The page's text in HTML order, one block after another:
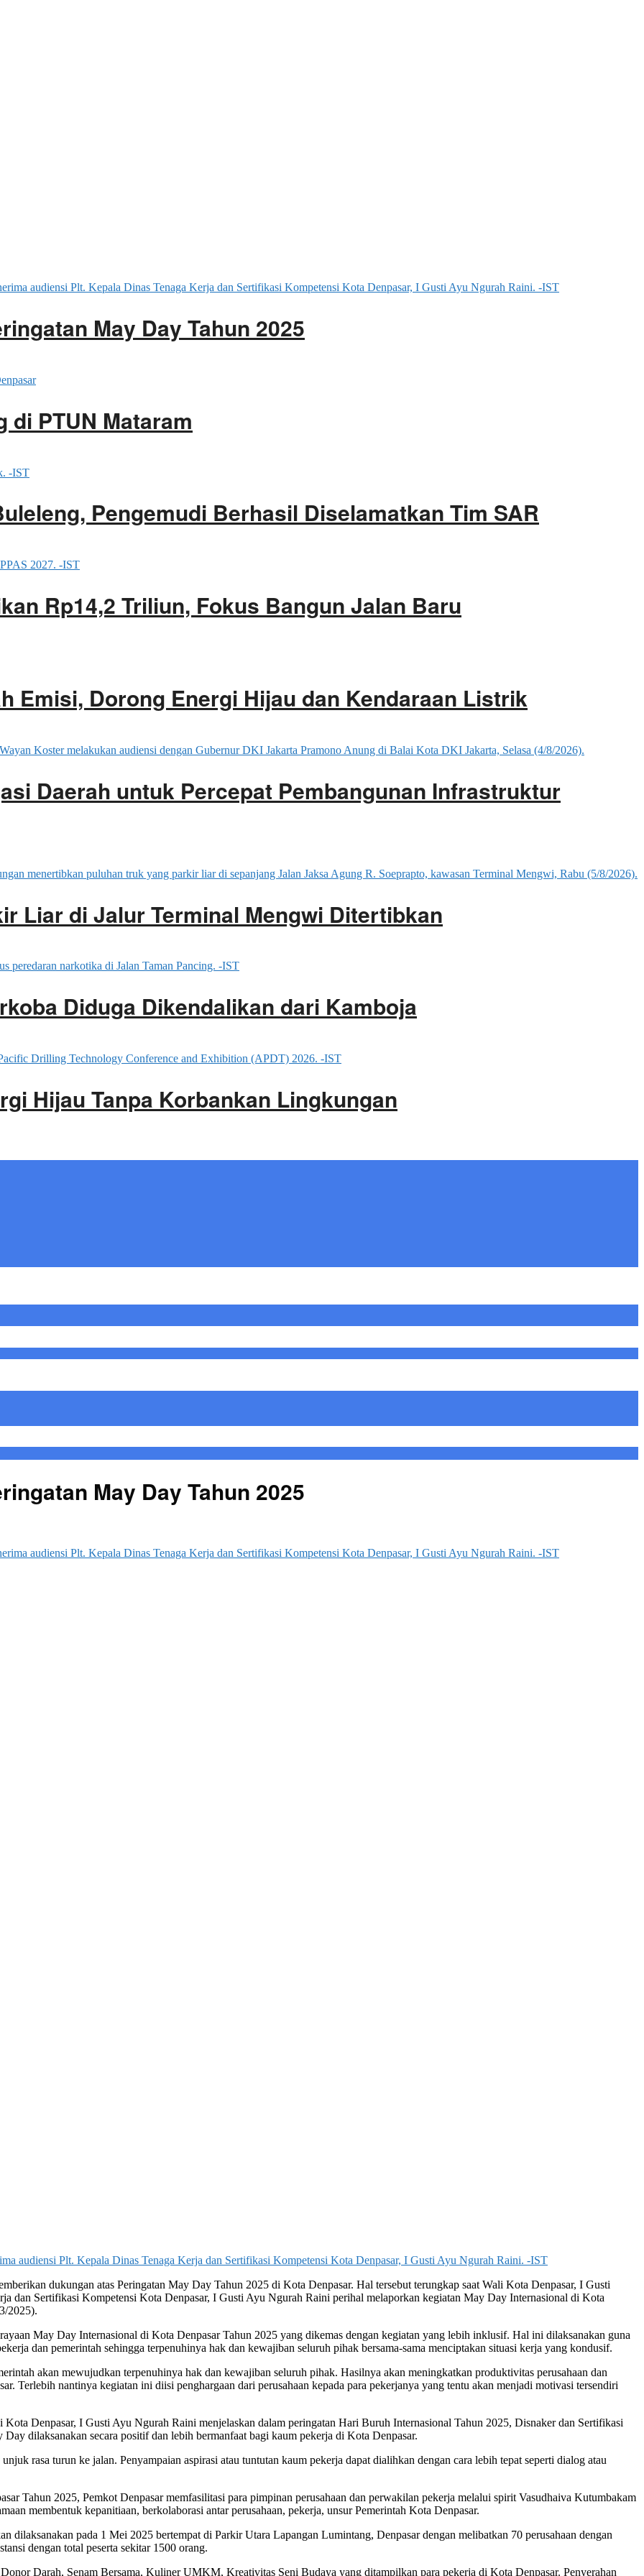
May Day Tahun 2025
di PTUN Mataram
Pengemudi Berhasil Diselamatkan Tim SAR
Rp14,2 Triliun, Fokus Bangun Jalan Baru
Emisi, Dorong Energi Hijau dan Kendaraan Listrik
Daerah untuk Percepat Pembangunan Infrastruktur
Liar di Jalur Terminal Mengwi Ditertibkan
Diduga Dikendalikan dari Kamboja
Hijau Tanpa Korbankan Lingkungan
May Day Tahun 2025
audiensi Plt. Kepala Dinas Tenaga Kerja dan Sertifikasi Kompetensi Kota Denpasar, I Gusti Ayu Ngurah Raini. -IST
dukungan atas Peringatan May Day Tahun 2025 di Kota Denpasar. Hal tersebut terungkap saat Wali Kota Denpasar, I Gusti
dan Sertifikasi Kompetensi Kota Denpasar, I Gusti Ayu Ngurah Raini perihal melaporkan kegiatan May Day Internasional di Kota
2025).
May Day Internasional di Kota Denpasar Tahun 2025 yang dikemas dengan kegiatan yang lebih inklusif. Hal ini dilaksanakan guna
dan pemerintah sehingga terpenuhinya hak dan kewajiban seluruh pihak bersama-sama menciptakan situasi kerja yang kondusif.
akan mewujudkan terpenuhinya hak dan kewajiban seluruh pihak. Hasilnya akan meningkatkan produktivitas perusahaan dan
Terlebih nantinya kegiatan ini diisi penghargaan dari perusahaan kepada para pekerjanya yang tentu akan menjadi motivasi tersendiri
Denpasar, I Gusti Ayu Ngurah Raini menjelaskan dalam peringatan Hari Buruh Internasional Tahun 2025, Disnaker dan Sertifikasi
dilaksanakan secara positif dan lebih bermanfaat bagi kaum pekerja di Kota Denpasar.
rasa turun ke jalan. Penyampaian aspirasi atau tuntutan kaum pekerja dapat dialihkan dengan cara lebih tepat seperti dialog atau
Tahun 2025, Pemkot Denpasar memfasilitasi para pimpinan perusahaan dan perwakilan pekerja melalui spirit Vasudhaiva Kutumbakam
membentuk kepanitiaan, berkolaborasi antar perusahaan, pekerja, unsur Pemerintah Kota Denpasar.
dilaksanakan pada 1 Mei 2025 bertempat di Parkir Utara Lapangan Lumintang, Denpasar dengan melibatkan 70 perusahaan dengan
dengan total peserta sekitar 1500 orang.
Darah, Senam Bersama, Kuliner UMKM, Kreativitas Seni Budaya yang ditampilkan para pekerja di Kota Denpasar. Penyerahan